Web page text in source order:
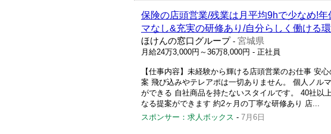
保険の店頭営業/残業は月平均9hで少なめ!
マなし&充実の研修あり/自分らしく働ける
ほけんの窓口グループ - 宮城県
月給24万3,000円～36万8,000円 - 正社員
【仕事内容】未経験から輝ける店頭営業のお仕事 安
案 飛び込みやテレアポは一切ありません。 個人ノル
ができる 自社商品を持たないスタイルです。 40社以
なる提案ができます 約2ヶ月の丁寧な研修あり 店...
スポンサー：求人ボックス - 7月6日